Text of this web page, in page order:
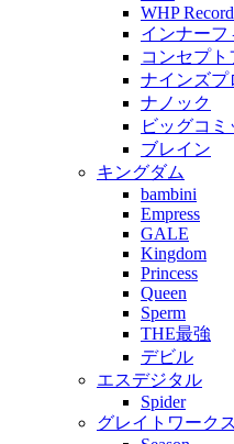
WHP
インナーフ
コンセプト
ナインズプ
ナノック
ビッグコ
ブレイン
キングダム
bambini
Empress
GALE
Kingdom
Princess
Queen
Sperm
THE最強
デビル
エスデジタル
Spider
グレイトワークス